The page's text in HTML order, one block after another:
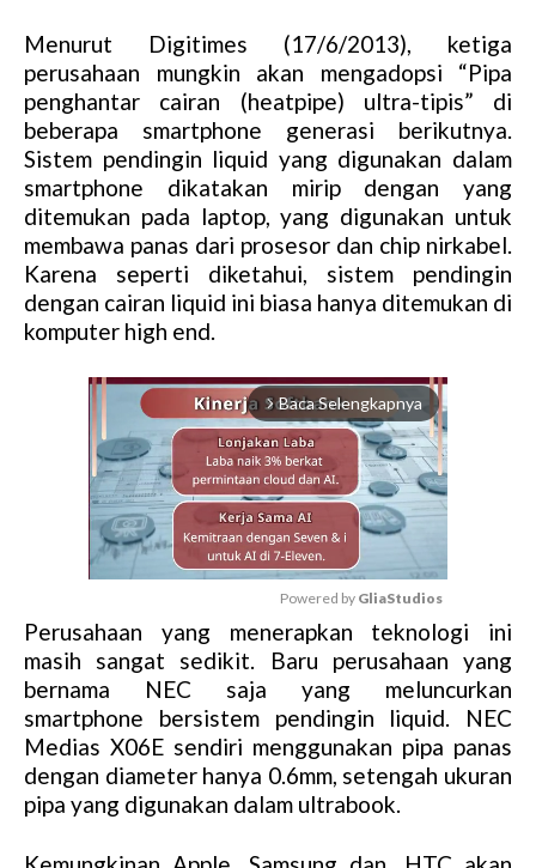
Menurut Digitimes (17/6/2013), ketiga
perusahaan mungkin akan mengadopsi “Pipa
penghantar cairan (heatpipe) ultra-tipis” di
beberapa smartphone generasi berikutnya.
Sistem pendingin liquid yang digunakan dalam
smartphone dikatakan mirip dengan yang
ditemukan pada laptop, yang digunakan untuk
membawa panas dari prosesor dan chip nirkabel.
Karena seperti diketahui, sistem pendingin
dengan cairan liquid ini biasa hanya ditemukan di
komputer high end.
arrow_forward_ios Baca Selengkapnya
M
u
e
Powered by GliaStudios
Perusahaan yang menerapkan teknologi ini
masih sangat sedikit. Baru perusahaan yang
bernama NEC saja yang meluncurkan
smartphone bersistem pendingin liquid. NEC
Medias X06E sendiri menggunakan pipa panas
dengan diameter hanya 0.6mm, setengah ukuran
pipa yang digunakan dalam ultrabook.